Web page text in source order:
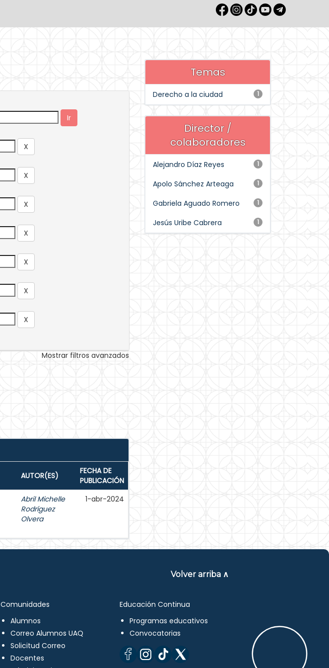
Mostrar filtros avanzados
AUTOR(ES)
FECHA DE
PUBLICACIÓN
Abril Michelle
Rodríguez
Olvera
1-abr-2024
Temas
1
Derecho a la ciudad
Director /
colaboradores
1
Alejandro Díaz Reyes
1
Apolo Sánchez Arteaga
1
Gabriela Aguado Romero
1
Jesús Uribe Cabrera
Volver arriba ∧
Comunidades
Alumnos
Correo Alumnos UAQ
Solicitud Correo
Docentes
Educación Continua
Programas educativos
Convocatorias